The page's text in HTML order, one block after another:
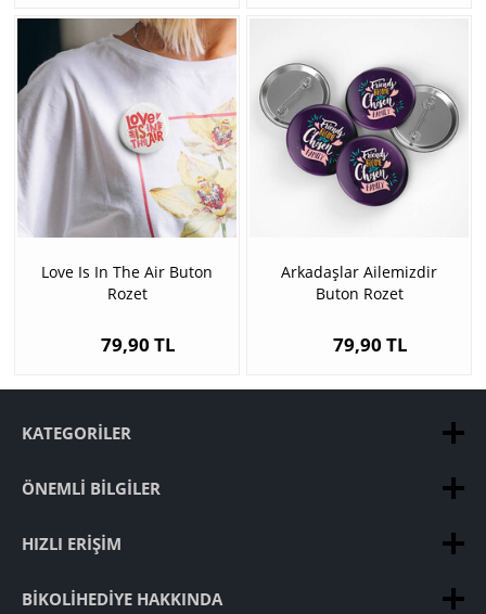
Love Is In The Air Buton
Rozet
79,90 TL
Arkadaşlar Ailemizdir
Buton Rozet
79,90 TL
KATEGORILER
ÖNEMLI BILGILER
HIZLI ERIŞIM
BIKOLIHEDIYE HAKKINDA